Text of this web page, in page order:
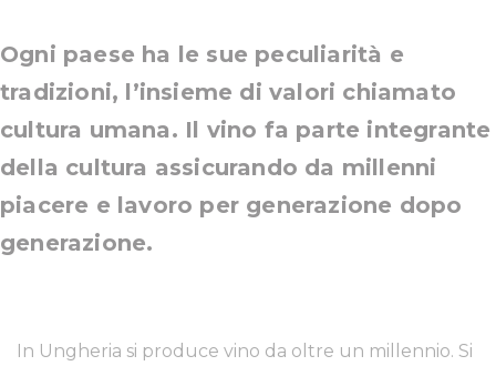
Ogni paese ha le sue peculiarità e
tradizioni, l’insieme di valori chiamato
cultura umana. Il vino fa parte integrante
della cultura assicurando da millenni
piacere e lavoro per generazione dopo
generazione.
In Ungheria si produce vino da oltre un millennio. Si